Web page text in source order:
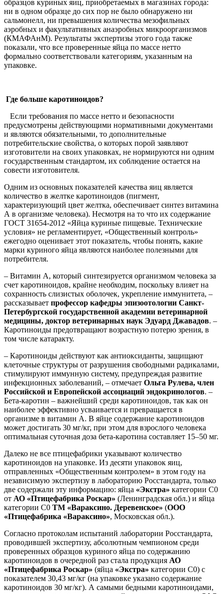
образцов куриных яиц, приобретаемых в магазинах города:
ни в одном образце до сих пор не было обнаружено ни
сальмонелл, ни превышения количества мезофильных
аэробных и факультативных анаэробных микроорганизмов
(КМАФАнМ). Результаты экспертизы этого года также
показали, что все проверенные яйца по массе нетто
формально соответствовали категориям, указанным на
упаковке.
Где больше каротиноидов?
Если требования по массе нетто и безопасности
предусмотрены действующими нормативными документами
и являются обязательными, то дополнительные
потребительские свойства, о которых порой заявляют
изготовители на своих упаковках, не нормируются ни одним
государственным стандартом, их соблюдение остается на
совести изготовителя.
Одним из основных показателей качества яиц является
количество в желтке каротиноидов (пигмент,
характеризующий цвет желтка, обеспечивает синтез витамина
А в организме человека). Несмотря на то что их содержание
ГОСТ 31654-2012 «Яйца куриные пищевые. Технические
условия» не регламентирует, «Общественный контроль»
ежегодно оценивает этот показатель, чтобы понять, какие
марки куриного яйца являются наиболее полезными для
потребителя.
– Витамин А, который синтезируется организмом человека за
счет каротиноидов, крайне необходим, поскольку влияет на
сохранность слизистых оболочек, укрепление иммунитета, –
рассказывает профессор кафедры эпизоотологии Санкт-
Петербургской государственной академии ветеринарной
медицины, доктор ветеринарных наук Эдуард Джавадов. –
Каротиноиды предотвращают возрастную потерю зрения, в
том числе катаракту.
– Каротиноиды действуют как антиоксиданты, защищают
клеточные структуры от разрушения свободными радикалами,
стимулируют иммунную систему, предупреждая развитие
инфекционных заболеваний, – отмечает Ольга Рулева, член
Российской и Европейской ассоциаций эндокринологов. –
Бета-каротин – важнейший среди каротиноидов, так как он
наиболее эффективно усваивается и превращается в
организме в витамин А. В яйце содержание каротиноидов
может достигать 30 мг/кг, при этом для взрослого человека
оптимальная суточная доза бета-каротина составляет 15–50 мг.
Далеко не все птицефабрики указывают количество
каротиноидов на упаковке. Из десяти упаковок яиц,
отправленных «Общественным контролем» в этом году на
независимую экспертизу в лабораторию Росстандарта, только
две содержали эту информацию: яйца «Экстра» категории С0
от АО «Птицефабрика Роскар» (Ленинградская обл.) и яйца
категории С0 ТМ «Вараксино. Деревенское» (ООО
«Птицефабрика «Вараксино», Московская обл.).
Согласно протоколам испытаний лаборатории Росстандарта,
проводившей экспертизу, абсолютным чемпионом среди
проверенных образцов куриного яйца по содержанию
каротиноидов в очередной раз стала продукция АО
«Птицефабрика Роскар» (яйца «Экстра» категории С0) с
показателем 30,43 мг/кг (на упаковке указано содержание
каротиноидов 30 мг/кг). А самыми бедными каротиноидами,